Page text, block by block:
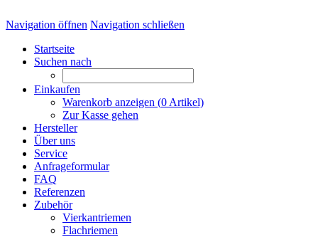
Navigation öffnen Navigation schließen
Startseite
Suchen nach
Einkaufen
Warenkorb anzeigen (0 Artikel)
Zur Kasse gehen
Hersteller
Über uns
Service
Anfrageformular
FAQ
Referenzen
Zubehör
Vierkantriemen
Flachriemen